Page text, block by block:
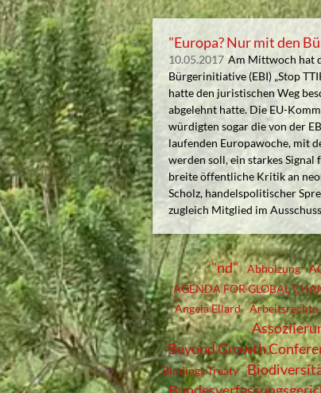
"Europa? Nur mit den
10.05.2017 Am Mittwoch hat
Bürgerinitiative (EBI) „Stop
hatte den juristischen Weg
abgelehnt hatte. Die EU-
würdigten sogar die von der
laufenden Europawoche, mit
werden soll, ein starkes
breite öffentliche Kritik an
Scholz, handelspolitischer
zugleich Mitglied im
"nd" Abholzung
AGENDA FOR GLOBAL
Angela Ellard
Arbeitsrechte
Beyond Growth
Bindings Treaty